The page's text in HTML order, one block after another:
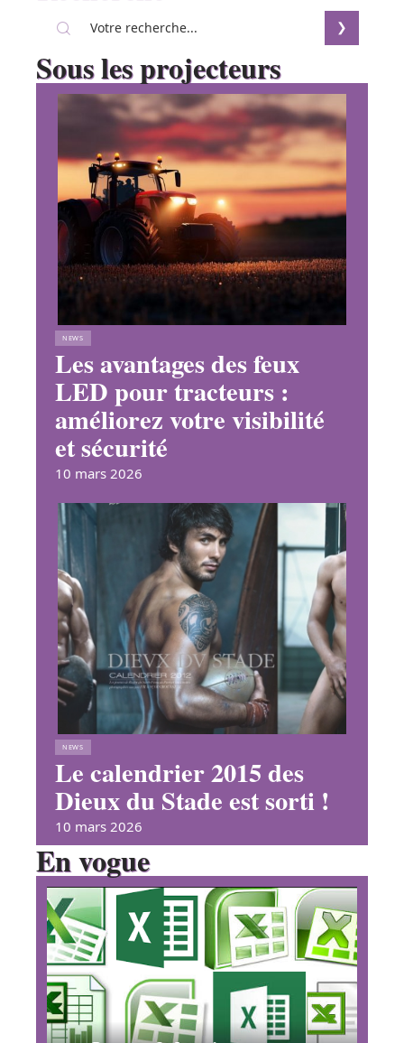
Sous les projecteurs
NEWS
Les avantages des feux
LED pour tracteurs :
améliorez votre visibilité
et sécurité
10 mars 2026
NEWS
Le calendrier 2015 des
Dieux du Stade est sorti !
10 mars 2026
En vogue